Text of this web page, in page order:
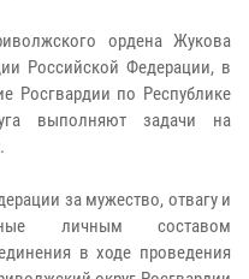
ордена Жукова
Российской Федерации, в
Росгвардии по Республике
выполняют задачи на
за мужество, отвагу и
личным составом
в ходе проведения